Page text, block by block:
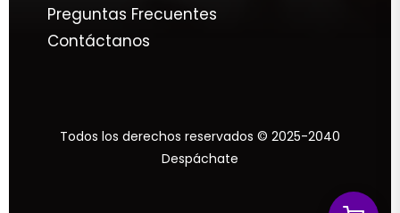
Preguntas Frecuentes
Contáctanos
Todos los derechos reservados © 2025-2040
Despáchate